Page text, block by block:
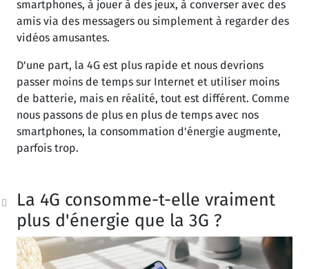
smartphones, à jouer à des jeux, à converser avec des
amis via des messagers ou simplement à regarder des
vidéos amusantes.
D'une part, la 4G est plus rapide et nous devrions
passer moins de temps sur Internet et utiliser moins
de batterie, mais en réalité, tout est différent. Comme
nous passons de plus en plus de temps avec nos
smartphones, la consommation d'énergie augmente,
parfois trop.
La 4G consomme-t-elle vraiment
plus d'énergie que la 3G ?